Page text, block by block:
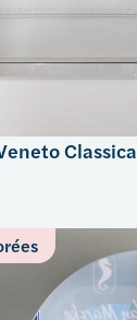
Classica